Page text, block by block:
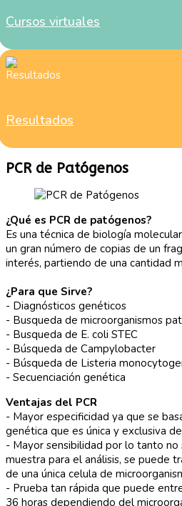
Cursos virtuales
Resultados
PCR de Patógenos
¿Qué es PCR de patógenos?
Es una técnica de biología
un gran número de copias de un
interés, partiendo de una cantidad
¿Para que Sirve?
- Diagnósticos genéticos
- Busqueda de microorganismos
- Busqueda de E. coli STEC
- Búsqueda de Campylobacter
- Búsqueda de Listeria
- Secuenciación genética
Ventajas del PCR
- Mayor especificidad ya que se
genética que es única y exclusiva
- Mayor sensibilidad por lo tanto no
muestra para el análisis, se puede
de una única celula de
- Prueba tan rápida que puede
36 horas dependiendo del